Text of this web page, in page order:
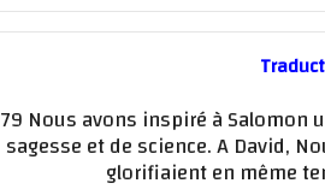
79 Nous avons inspiré à Salomon
sagesse et de science. A David,
glorifiaient en même